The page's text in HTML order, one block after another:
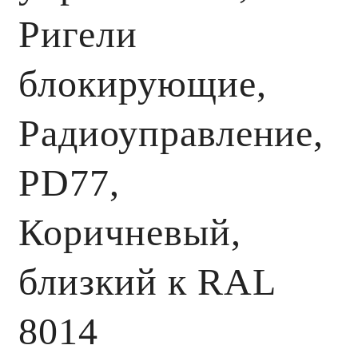
Ригели
блокирующие,
Радиоуправление,
PD77,
Коричневый,
близкий к RAL
8014